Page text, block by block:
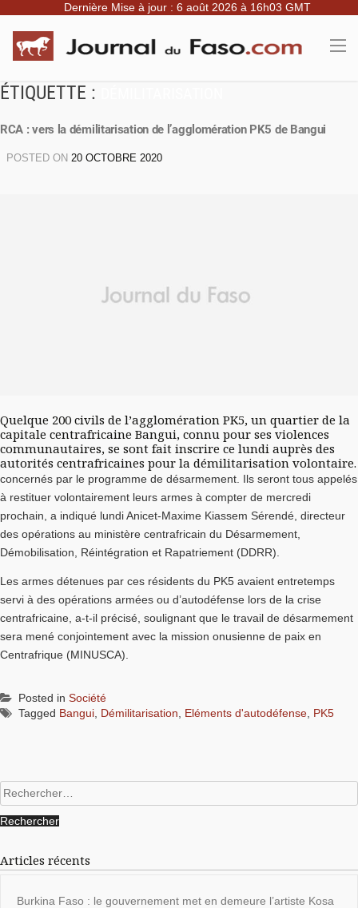
Dernière Mise à jour : 6 août 2026 à 16h03 GMT
ÉTIQUETTE :
RCA : vers la démilitarisation de l’agglomération PK5 de Bangui
POSTED ON 20 OCTOBRE 2020
Quelque 200 civils de l’agglomération PK5, un quartier de la
capitale centrafricaine Bangui, connu pour ses violences
communautaires, se sont fait inscrire ce lundi auprès des
autorités centrafricaines pour la démilitarisation volontaire.
concernés par le programme de désarmement. Ils seront tous appelés
à restituer volontairement leurs armes à compter de mercredi
prochain, a indiqué lundi Anicet-Maxime Kiassem Sérendé, directeur
des opérations au ministère centrafricain du Désarmement,
Démobilisation, Réintégration et Rapatriement (DDRR).
Les armes détenues par ces résidents du PK5 avaient entretemps
servi à des opérations armées ou d’autodéfense lors de la crise
centrafricaine, a-t-il précisé, soulignant que le travail de désarmement
sera mené conjointement avec la mission onusienne de paix en
Centrafrique (MINUSCA).
Posted in Société
Tagged Bangui Démilitarisation Eléments d'autodéfense PK5
Rechercher :
Articles récents
Burkina Faso : le gouvernement met en demeure l’artiste Kosa